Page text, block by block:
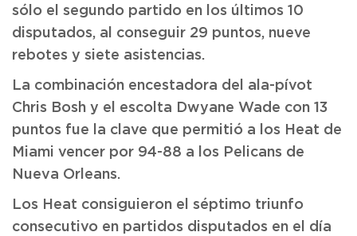
sólo el segundo partido en los últimos 10
disputados, al conseguir 29 puntos, nueve
rebotes y siete asistencias.
La combinación encestadora del ala-pívot
Chris Bosh y el escolta Dwyane Wade con 13
puntos fue la clave que permitió a los Heat de
Miami vencer por 94-88 a los Pelicans de
Nueva Orleans.
Los Heat consiguieron el séptimo triunfo
consecutivo en partidos disputados en el día